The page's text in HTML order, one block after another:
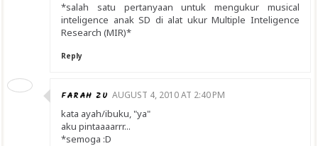
*salah satu pertanyaan untuk mengukur musical
inteligence anak SD di alat ukur Multiple Inteligence
Research (MIR)*
Reply
FARAH ZU AUGUST 4, 2010 AT 2:40 PM
kata ayah/ibuku, "ya"
aku pintaaaarrr...
*semoga :D